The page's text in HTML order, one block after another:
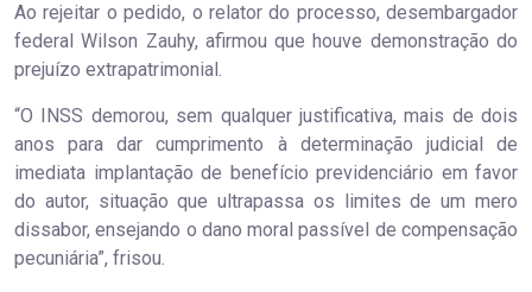
Ao rejeitar o pedido, o relator do processo, desembargador
federal Wilson Zauhy, afirmou que houve demonstração do
prejuízo extrapatrimonial.
“O INSS demorou, sem qualquer justificativa, mais de dois
anos para dar cumprimento à determinação judicial de
imediata implantação de benefício previdenciário em favor
do autor, situação que ultrapassa os limites de um mero
dissabor, ensejando o dano moral passível de compensação
pecuniária”, frisou.